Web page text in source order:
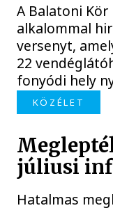
A Balatoni
alkalommal
versenyt,
22
fonyódi hely
KÖZÉLET
júliusi
Hatalmas